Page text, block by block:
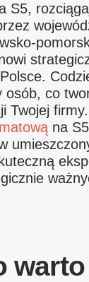
S5,
co
Twojej
na
warto